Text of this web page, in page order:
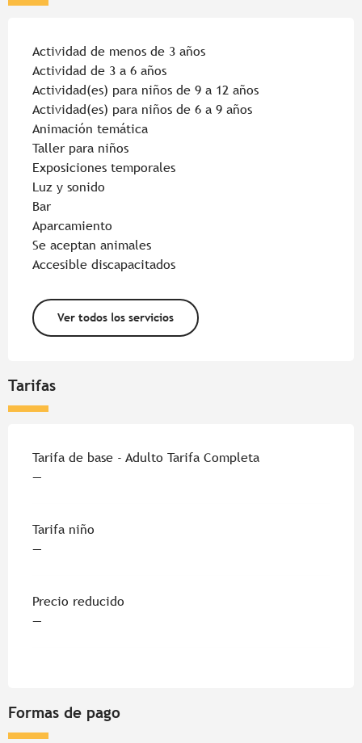
Actividad de menos de 3 años
Actividad de 3 a 6 años
Actividad(es) para niños de 9 a 12 años
Actividad(es) para niños de 6 a 9 años
Animación temática
Taller para niños
Exposiciones temporales
Luz y sonido
Bar
Aparcamiento
Se aceptan animales
Accesible discapacitados
Ver todos los servicios
Tarifas
Tarifas 2026
Tarifa de base - Adulto Tarifa Completa
—
Tarifa niño
—
Precio reducido
—
Formas de pago